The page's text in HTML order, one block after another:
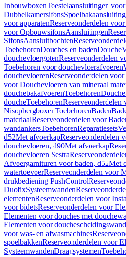
InbouwboxenToestelaansluitingen
Dubbelkamersifons
voor apparatenReserveonderdelen
voor OpbouwsifonsAansluitingen
SifonsAansluitbochten
ToebehorenDouches en badenDouche
douchevloergotenReserveonderdelen
Toebehoren voor douchevloerafvoeren
douchevloerenReserveonderdelen
voor Douchevloeren van mineraal
douchebakafvoerenToebehoren
doucheToebehorenReserveonderdelen
NisopbergboxenToebehorenBaden
materiaalReserveonderdelen voor
wandankersToebehorenReparatiesets
d52Met afvoerkapReserveonderdelen
douchevloeren, d90Met afvoerkap
douchevloeren Sestra
Afvoergarnituren voor baden, d52Met
watertoevoerReserveonderdelen voor
drukbediening PushControl
DuofixSysteemwanden
elementenReserveonderdelen voor
voor bidetsReserveonderdelen voor
Elementen voor douches met
Elementen voor
voor was- en afwasmachines
spoelbakkenReserveonderdelen voor
SysteemwandenDraagsystemen